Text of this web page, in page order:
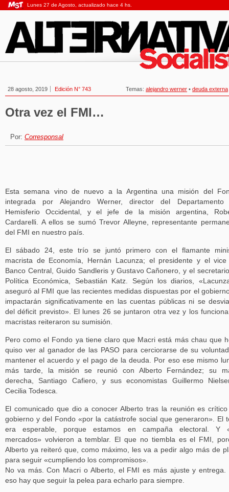
Lunes 27 de Agosto, actualizado hace 4 hs.
28 agosto, 2019 Edición N° 743 Temas: alejandro werner • deuda externa
Otra vez el FMI…
Por: Corresponsal
Esta semana vino de nuevo a la Argentina una misión del
integrada por Alejandro Werner, director del Departamento
Hemisferio Occidental, y el jefe de la misión argentina,
Cardarelli. A ellos se sumó Trevor Alleyne, representante
del FMI en nuestro país.
El sábado 24, este trío se juntó primero con el flamante
macrista de Economía, Hernán Lacunza; el presidente y el vice
Banco Central, Guido Sandleris y Gustavo Cañonero, y el
Política Económica, Sebastián Katz. Según los diarios,
aseguró al FMI que las recientes medidas dispuestas por el
impactarán significativamente en las cuentas públicas ni se
del déficit previsto». El lunes 26 se juntaron otra vez y los
macristas reiteraron su sumisión.
Pero como el Fondo ya tiene claro que Macri está más chau que
quiso ver al ganador de las PASO para cerciorarse de su
mantener el acuerdo y el pago de la deuda. Por eso ese mismo
más tarde, la misión se reunió con Alberto Fernández; su
derecha, Santiago Cafiero, y sus economistas Guillermo
Cecilia Todesca.
El comunicado que dio a conocer Alberto tras la reunión es
gobierno y del Fondo «por la catástrofe social que generaron». El
era esperable, porque estamos en campaña electoral. Y
mercados» volvieron a temblar. El que no tiembla es el FMI,
Alberto ya reiteró que, como máximo, les va a pedir algo más de
para seguir «cumpliendo los compromisos».
No va más. Con Macri o Alberto, el FMI es más ajuste y entrega.
eso hay que seguir la pelea para echarlo para siempre.